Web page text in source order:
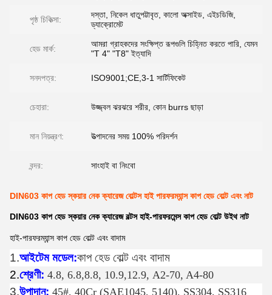
পৃষ্ঠ চিকিত্সা:
দস্তা, নিকেল ধাতুপট্টাবৃত, কালো অক্সাইড, এইচডিজি,
ড্যাক্রোমেট
হেড মার্ক:
আমরা গ্রাহকদের সংক্ষিপ্ত রূপগুলি চিহ্নিত করতে পারি, যেমন
"T 4" "T8" ইত্যাদি
সনদপত্র: ISO9001;CE,3-1 সার্টিফিকেট
চেহারা: উজ্জ্বল ঝরঝরে শরীর, কোন burrs ছাড়া
মান নিয়ন্ত্রণ: উত্পাদনের সময় 100% পরিদর্শন
বন্দর: সাংহাই বা নিংবো
DIN603 কাপ হেড স্কয়ার নেক ক্যারেজ বোল্টস হাই পারফরম্যান্স কাপ হেড বোল্ট এবং নাট
DIN603 কাপ হেড স্কয়ার নেক ক্যারেজ বল্টস হাই-পারফরমেন্স কাপ হেড বোল্ট উইথ নাট
হাই-পারফরম্যান্স কাপ হেড বোল্ট এবং বাদাম
1.আইটেম মডেল:কাপ হেড বোল্ট এবং বাদাম
2.শ্রেণী: 4.8, 6.8,8.8, 10.9,12.9, A2-70, A4-80
3.উপাদান: 45#, 40Cr (SAE1045, 5140), SS304, SS316